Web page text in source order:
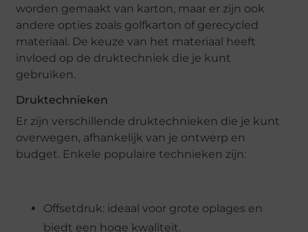
worden gemaakt van karton, maar er zijn ook
andere opties zoals golfkarton of gerecycled
materiaal. De keuze van het materiaal heeft
invloed op de druktechniek die je kunt
gebruiken.
Druktechnieken
Er zijn verschillende druktechnieken die je kunt
overwegen, afhankelijk van je ontwerp en
budget. Enkele populaire technieken zijn:
Offsetdruk: ideaal voor grote oplages en
biedt een hoge kwaliteit.